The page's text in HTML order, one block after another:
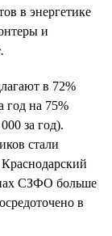
в энергетике
и
в 72%
год на 75%
за год).
стали
СЗФО больше
в